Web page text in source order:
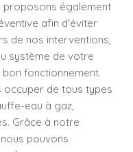
proposons également
afin d'éviter
de nos interventions,
système de votre
fonctionnement.
occuper de tous types
eau à gaz,
Grâce à notre
pouvons